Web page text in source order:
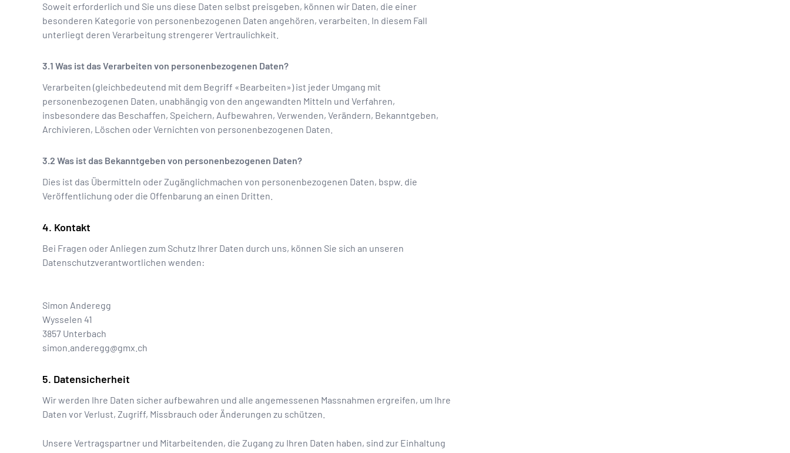
Soweit erforderlich und Sie uns diese Daten selbst preisgeben, können wir Daten, die einer
besonderen Kategorie von personenbezogenen Daten angehören, verarbeiten. In diesem Fall
unterliegt deren Verarbeitung strengerer Vertraulichkeit.
Was ist das Verarbeiten von personenbezogenen Daten?
Verarbeiten (gleichbedeutend mit dem Begriff «Bearbeiten») ist jeder Umgang mit
personenbezogenen Daten, unabhängig von den angewandten Mitteln und Verfahren,
insbesondere das Beschaffen, Speichern, Aufbewahren, Verwenden, Verändern, Bekanntgeben,
Archivieren, Löschen oder Vernichten von personenbezogenen Daten.
Was ist das Bekanntgeben von personenbezogenen Daten?
Dies ist das Übermitteln oder Zugänglichmachen von personenbezogenen Daten, bspw. die
Veröffentlichung oder die Offenbarung an einen Dritten.
Kontakt
Bei Fragen oder Anliegen zum Schutz Ihrer Daten durch uns, können Sie sich an unseren
Datenschutzverantwortlichen wenden:
Simon Anderegg
Wysselen 41
3857 Unterbach
simon.anderegg@gmx.ch
Datensicherheit
Wir werden Ihre Daten sicher aufbewahren und alle angemessenen Massnahmen ergreifen, um Ihre
Daten vor Verlust, Zugriff, Missbrauch oder Änderungen zu schützen.
Unsere Vertragspartner und Mitarbeitenden, die Zugang zu Ihren Daten haben, sind zur Einhaltung